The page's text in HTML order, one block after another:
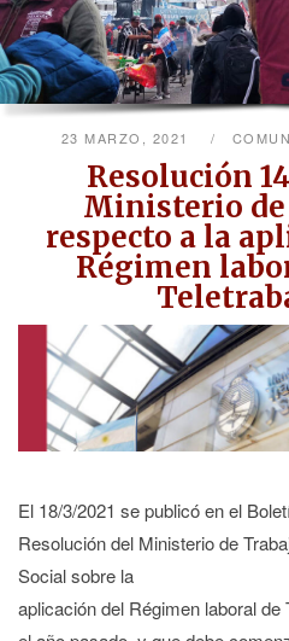
23 MARZO, 2021
Resolución
Ministerio de
respecto a la
Régimen
El 18/3/2021 se publicó en el
Resolución del Ministerio de
Social sobre la
aplicación del Régimen laboral de